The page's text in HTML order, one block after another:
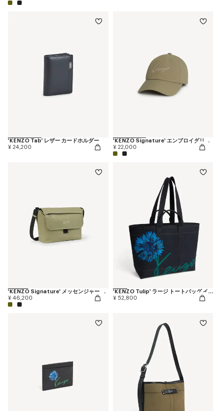
'KENZO Tab' レザー カードホルダー
¥ 24,200
'KENZO Signature' エンブロイダリー キャップ
¥ 22,000
'KENZO Signature' メッセンジャー バッグ
¥ 46,200
'KENZO Tulip' ラージ トートバッグ イン デニムライク ツイル
¥ 52,800